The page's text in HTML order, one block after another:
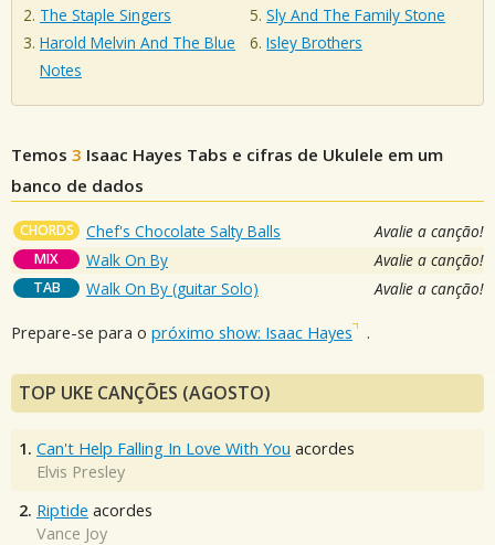
The Staple Singers
Harold Melvin And The Blue
Notes
Sly And The Family Stone
Isley Brothers
Temos 3 Isaac Hayes Tabs e cifras de Ukulele em um
banco de dados
CHORDS Chef's Chocolate Salty Balls Avalie a canção!
MIX Walk On By Avalie a canção!
TAB Walk On By (guitar Solo) Avalie a canção!
Prepare-se para o próximo show: Isaac Hayes .
TOP UKE CANÇÕES (AGOSTO)
1. Can't Help Falling In Love With You acordes
Elvis Presley
2. Riptide acordes
Vance Joy